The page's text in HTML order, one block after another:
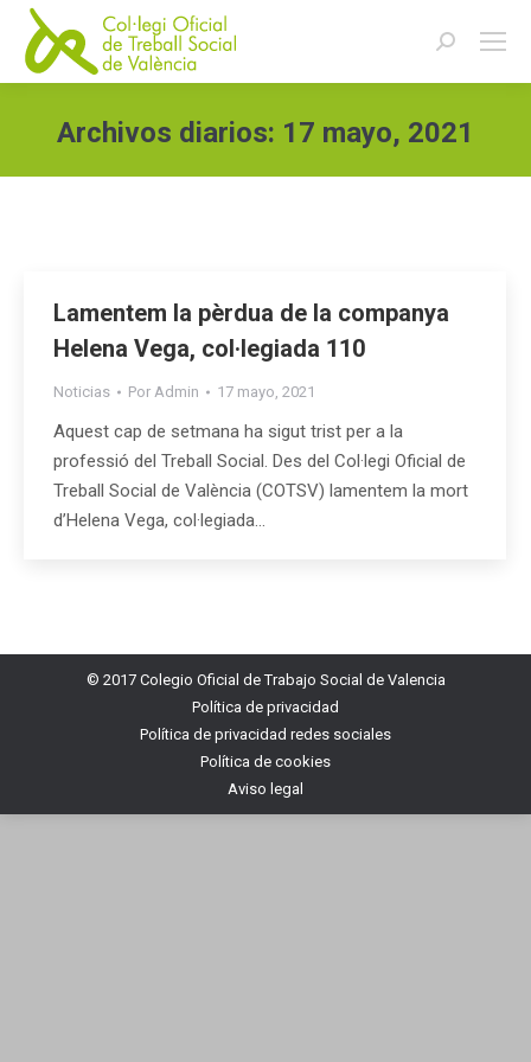
Buscar:
Archivos diarios: 17 mayo, 2021
Lamentem la pèrdua de la companya
Helena Vega, col·legiada 110
Noticias Por Admin 17 mayo, 2021
Aquest cap de setmana ha sigut trist per a la
professió del Treball Social. Des del Col·legi Oficial de
Treball Social de València (COTSV) lamentem la mort
d’Helena Vega, col·legiada…
© 2017 Colegio Oficial de Trabajo Social de Valencia
Política de privacidad
Política de privacidad redes sociales
Política de cookies
Aviso legal